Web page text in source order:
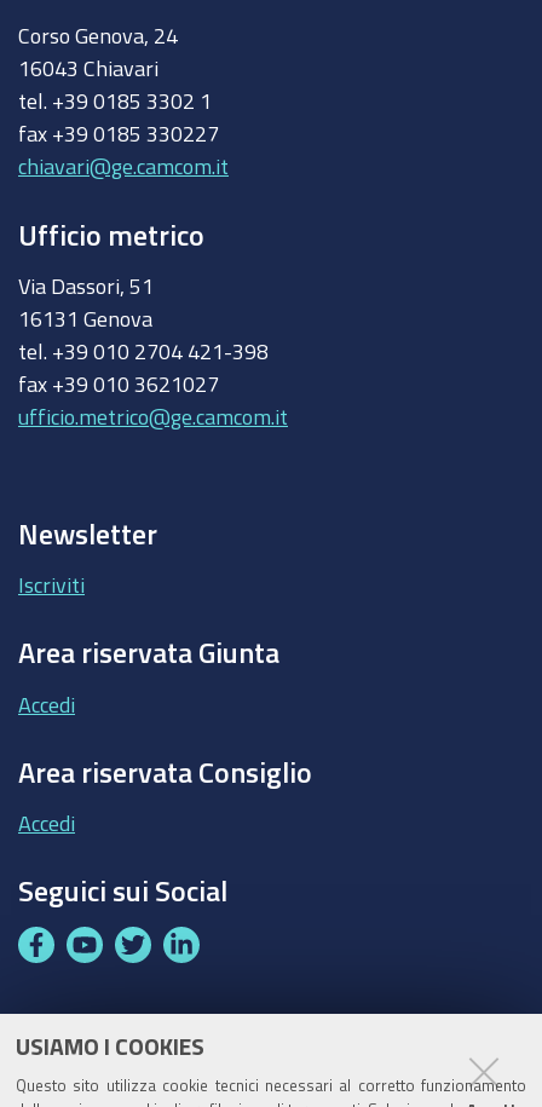
USIAMO I COOKIES
Questo sito utilizza cookie tecnici necessari al corretto funzionamento
Corso Genova, 24
16043 Chiavari
tel. +39 0185 3302 1
fax +39 0185 330227
chiavari@ge.camcom.it
Ufficio metrico
Via Dassori, 51
16131 Genova
tel. +39 010 2704 421-398
fax +39 010 3621027
ufficio.metrico@ge.camcom.it
Newsletter
Iscriviti
Area riservata Giunta
Accedi
Area riservata Consiglio
Accedi
Seguici sui Social
F
e
Y
t
T
t
L
k